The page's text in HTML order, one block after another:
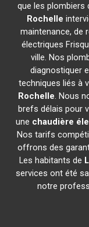
que les plombiers
Rochelle
maintenance, de
électriques
ville. Nos
diagnostiquer
techniques liés à
Rochelle. Nous
brefs délais pour
une chaudière
Nos tarifs
offrons des
Les habitants de
services ont été
notre